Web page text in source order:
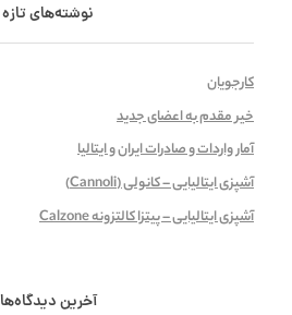
نوشته‌های تازه
کارجویان
خیر مقدم به اعضای جدید
آمار واردات و صادرات ایران و ایتالیا
آشپزی ایتالیایی – کانولی (Cannoli)
آشپزی ایتالیایی – پیتزا کالتزونه Calzone
آخرین دیدگاه‌ها